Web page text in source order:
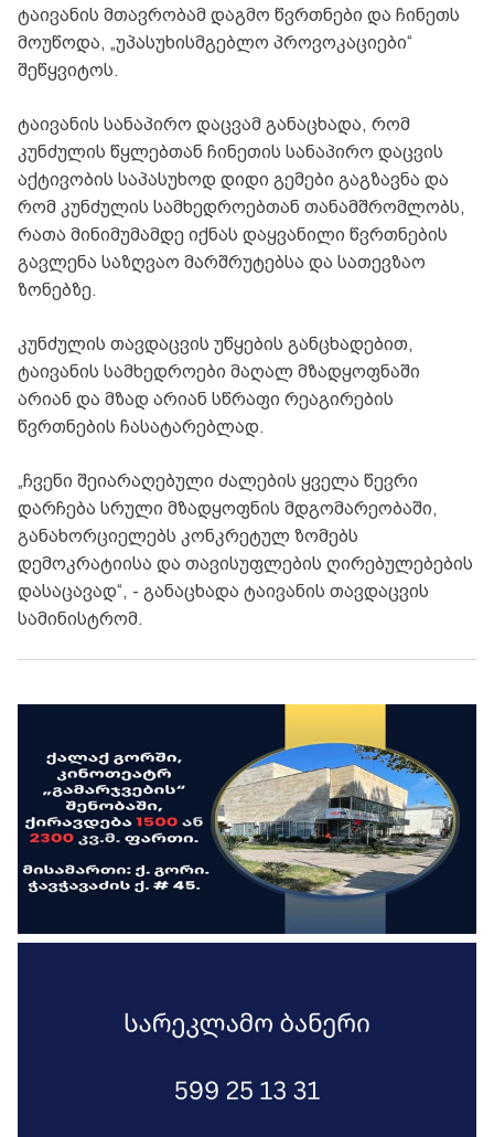
ტაივანის მთავრობამ დაგმო წვრთნები და ჩინეთს
მოუწოდა, „უპასუხისმგებლო პროვოკაციები“
შეწყვიტოს.
ტაივანის სანაპირო დაცვამ განაცხადა, რომ
კუნძულის წყლებთან ჩინეთის სანაპირო დაცვის
აქტივობის საპასუხოდ დიდი გემები გაგზავნა და
რომ კუნძულის სამხედროებთან თანამშრომლობს,
რათა მინიმუმამდე იქნას დაყვანილი წვრთნების
გავლენა საზღვაო მარშრუტებსა და სათევზაო
ზონებზე.
კუნძულის თავდაცვის უწყების განცხადებით,
ტაივანის სამხედროები მაღალ მზადყოფნაში
არიან და მზად არიან სწრაფი რეაგირების
წვრთნების ჩასატარებლად.
„ჩვენი შეიარაღებული ძალების ყველა წევრი
დარჩება სრული მზადყოფნის მდგომარეობაში,
განახორციელებს კონკრეტულ ზომებს
დემოკრატიისა და თავისუფლების ღირებულებების
დასაცავად“, - განაცხადა ტაივანის თავდაცვის
სამინისტრომ.